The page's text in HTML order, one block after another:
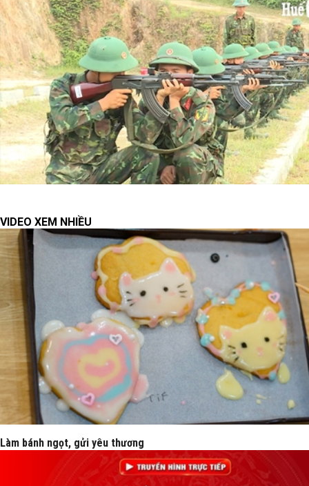
VIDEO XEM NHIỀU
Làm bánh ngọt, gửi yêu thương